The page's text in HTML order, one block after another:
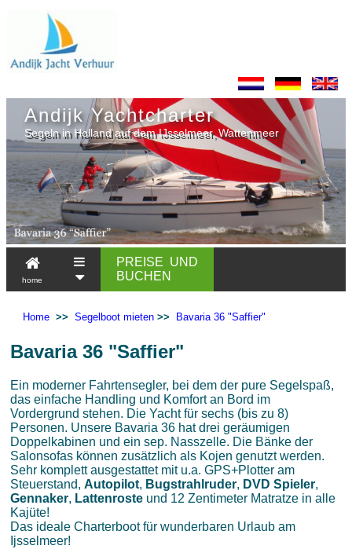
Andijk Yachtcharter
Segeln in Holland auf dem IJsselmeer, Wattenmeer
home
PREISE UND
BUCHEN
Home >> Segelboot mieten >> Bavaria 36 "Saffier"
Bavaria 36 "Saffier"
Ein moderner Fahrtensegler, bei dem der pure Segelspaß,
das einfache Handling und Komfort an Bord im
Vordergrund stehen. Die Yacht für sechs (bis zu 8)
Personen. Unsere Bavaria 36 hat drei geräumigen
Doppelkabinen und ein sep. Nasszelle. Die Bänke der
Salonsofas können zusätzlich als Kojen genutzt werden.
Sehr komplett ausgestattet mit u.a. GPS+Plotter am
Steuerstand, Autopilot, Bugstrahlruder, DVD Spieler,
Gennaker, Lattenroste und 12 Zentimeter Matratze in alle
Kajüte!
Das ideale Charterboot für wunderbaren Urlaub am
Ijsselmeer!